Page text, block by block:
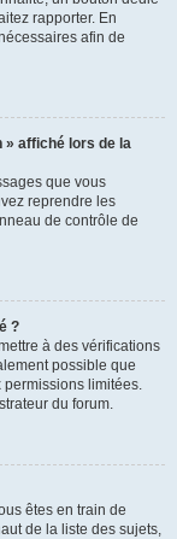
rapporter. En
afin de
» affiché lors de la
que vous
reprendre les
de contrôle de
?
à des vérifications
possible que
permissions limitées.
du forum.
êtes en train de
de la liste des sujets,